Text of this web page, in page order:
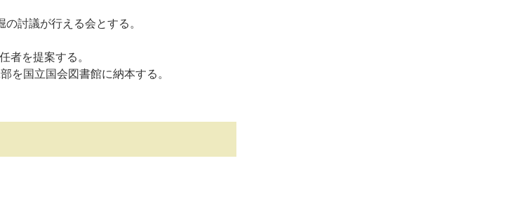
討議が行える会とする。
者を提案する。
を国立国会図書館に納本する。